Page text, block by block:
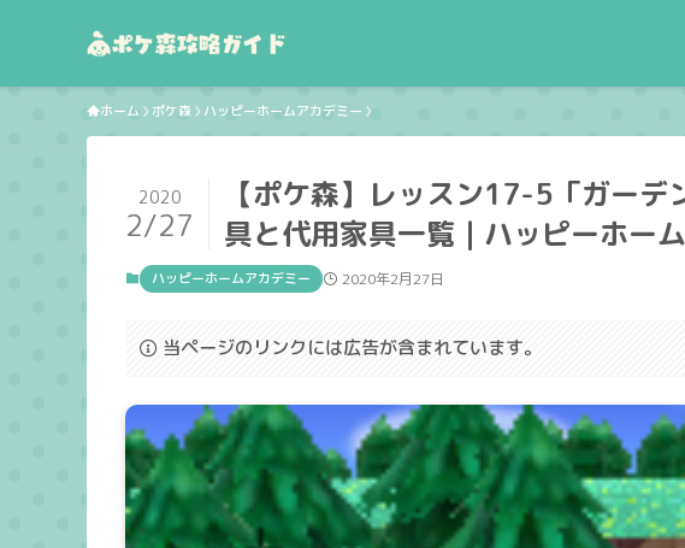
ホーム ポケ森 ハッピーホームアカデミー
【ポケ森】レッスン17-5「ガー
具と代用家具一覧｜ハッピーホー
2020
2/27
ハッピーホームアカデミー 2020年2月27日
当ページのリンクには広告が含まれています。